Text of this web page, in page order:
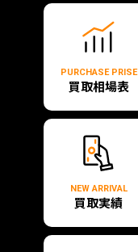
PURCHASE PRISE
買取相場表
NEW ARRIVAL
買取実績